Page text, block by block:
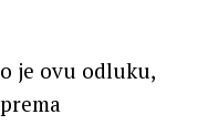
je ovu odluku,